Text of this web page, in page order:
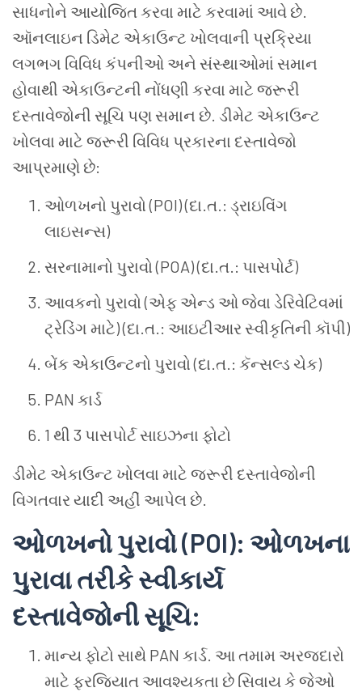
સાધનોને આયોજિતકરવા માટે કરવામાં આવે છે.
ઑનલાઇન ડિમેટ એકાઉન્ટ ખોલવાની પ્રક્રિયા
લગભગ વિવિધ કંપનીઓ અને સંસ્થાઓમાં સમાન
હોવાથી એકાઉન્ટની નોંધણી કરવા માટે જરૂરી
દસ્તાવેજોની સૂચિ પણ સમાન છે. ડીમેટ એકાઉન્ટ
ખોલવા માટે જરૂરી વિવિધ પ્રકારના દસ્તાવેજો
આપ્રમાણે છે:
ઓળખનો પુરાવો(POI) (દા.ત.: ડ્રાઇવિંગ
લાઇસન્સ)
સરનામાનો પુરાવો(POA) (દા.ત.: પાસપોર્ટ)
આવકનો પુરાવો(એફ એન્ડ ઓજેવા ડેરિવેટિવમાં
ટ્રેડિંગ માટે) (દા.ત.: આઇટીઆર સ્વીકૃતિની કૉપી)
બેંક એકાઉન્ટનો પુરાવો(દા.ત.: કૅન્સલ્ડચેક)
PAN કાર્ડ
1 થી 3 પાસપોર્ટ સાઇઝના ફોટો
ડીમેટ એકાઉન્ટ ખોલવા માટે જરૂરી દસ્તાવેજોની
વિગતવારયાદી અહીં આપેલ છે.
ઓળખનોપુરાવો(POI): ઓળખના
પુરાવાતરીકેસ્વીકાર્ય
દસ્તાવેજોનીસૂચિ:
માન્યફોટો સાથે PAN કાર્ડ. આતમામ અરજદારો
માટે ફરજિયાત આવશ્યકતા છે સિવાયકેજેઓ